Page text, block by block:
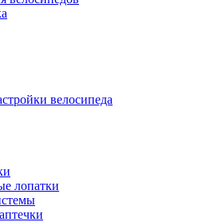
велосипеда
лопатки